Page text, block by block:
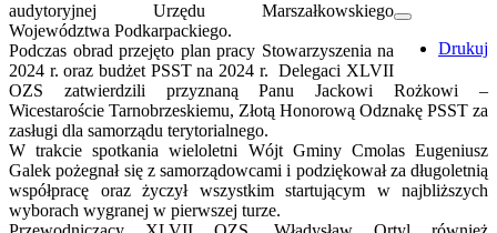
Drukuj
audytoryjnej Urzędu Marszałkowskiego
Województwa Podkarpackiego.
Podczas obrad przejęto plan pracy Stowarzyszenia na
2024 r. oraz budżet PSST na 2024 r. Delegaci XLVII
OZS zatwierdzili przyznaną Panu Jackowi Rożkowi –
Wicestaroście Tarnobrzeskiemu, Złotą Honorową Odznakę PSST za
zasługi dla samorządu terytorialnego.
W trakcie spotkania wieloletni Wójt Gminy Cmolas Eugeniusz
Galek pożegnał się z samorządowcami i podziękował za długoletnią
współpracę oraz życzył wszystkim startującym w najbliższych
wyborach wygranej w pierwszej turze.